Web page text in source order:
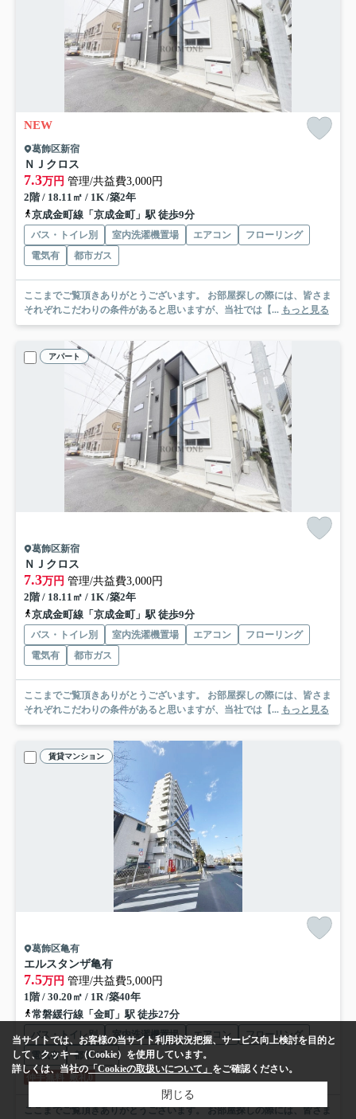
NEW
葛飾区新宿
ＮＪクロス
7.3万円 管理/共益費3,000円
2階 / 18.11㎡ / 1K /築2年
京成金町線「京成金町」駅 徒歩9分
バス・トイレ別 室内洗濯機置場 エアコン
フローリング
電気有
都市ガス
ここまでご覧頂きありがとうございます。 お部屋探しの際には、皆さま
それぞれこだわりの条件があると思いますが、当社では【... もっと見る
アパート
葛飾区新宿
ＮＪクロス
7.3万円 管理/共益費3,000円
2階 / 18.11㎡ / 1K /築2年
京成金町線「京成金町」駅 徒歩9分
バス・トイレ別 室内洗濯機置場 エアコン
フローリング
電気有
都市ガス
ここまでご覧頂きありがとうございます。 お部屋探しの際には、皆さま
それぞれこだわりの条件があると思いますが、当社では【... もっと見る
賃貸マンション
葛飾区亀有
エルスタンザ亀有
7.5万円 管理/共益費5,000円
1階 / 30.20㎡ / 1R /築40年
常磐緩行線「金町」駅 徒歩27分
バス・トイレ別 室内洗濯機置場 エアコン
フローリング
電気有
都市ガス
仲手無料
敷礼0
ここまでご覧頂きありがとうございます。 お部屋探しの際には、皆さま
当サイトでは、お客様の当サイト利用状況把握、サービス向上検討を目的と
して、クッキー（Cookie）を使用しています。
詳しくは、当社の「Cookieの取扱いについて」 をご確認ください。
閉じる